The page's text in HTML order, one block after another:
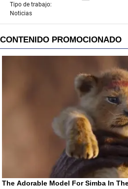
Tipo de trabajo:
Noticias